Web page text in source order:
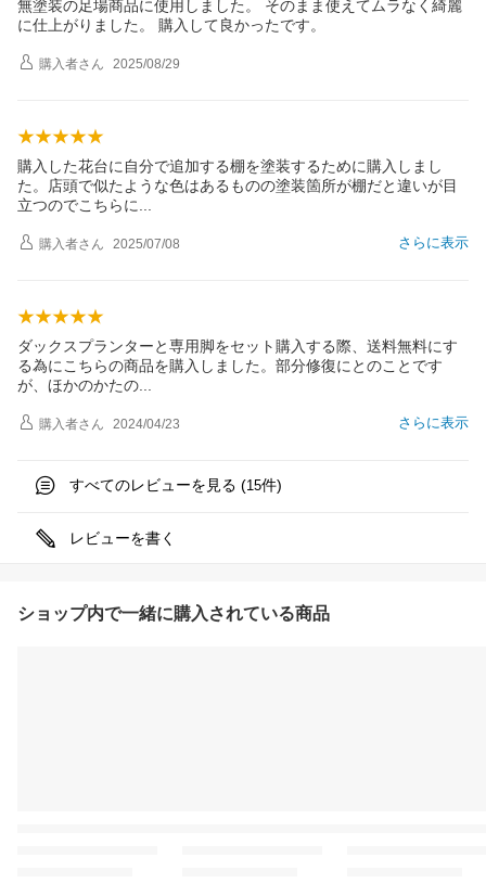
無塗装の足場商品に使用しました。 そのまま使えてムラなく綺麗
に仕上がりました。 購入して良かったです。
購入者さん 2025/08/29
購入した花台に自分で追加する棚を塗装するために購入しまし
た。店頭で似たような色はあるものの塗装箇所が棚だと違いが目
立つのでこちらに
さらに表示
購入者さん 2025/07/08
ダックスプランターと専用脚をセット購入する際、送料無料にす
る為にこちらの商品を購入しました。部分修復にとのことです
が、ほかのかたの
さらに表示
購入者さん 2024/04/23
すべてのレビューを見る (15件)
レビューを書く
ショップ内で一緒に購入されている商品